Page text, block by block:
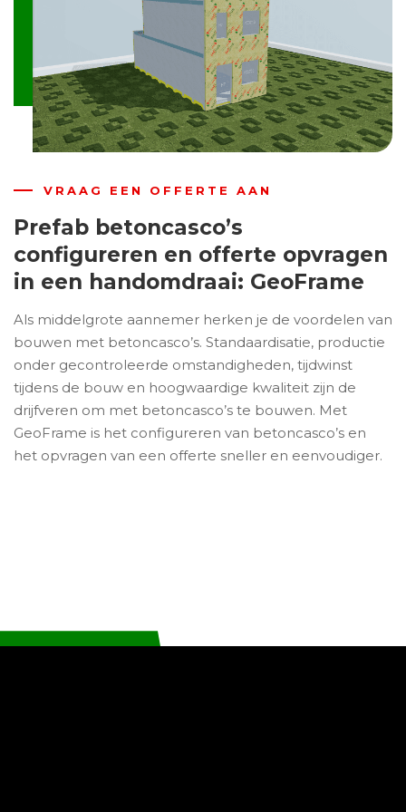
VRAAG EEN OFFERTE AAN
Prefab betoncasco’s
configureren en offerte opvragen
in een handomdraai: GeoFrame
Als middelgrote aannemer herken je de voordelen van
bouwen met betoncasco’s. Standaardisatie, productie
onder gecontroleerde omstandigheden, tijdwinst
tijdens de bouw en hoogwaardige kwaliteit zijn de
drijfveren om met betoncasco’s te bouwen. Met
GeoFrame is het configureren van betoncasco’s en
het opvragen van een offerte sneller en eenvoudiger.